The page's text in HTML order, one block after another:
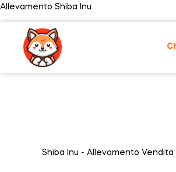
Allevamento Shiba Inu
Shiba Inu - Allevamento Vendita